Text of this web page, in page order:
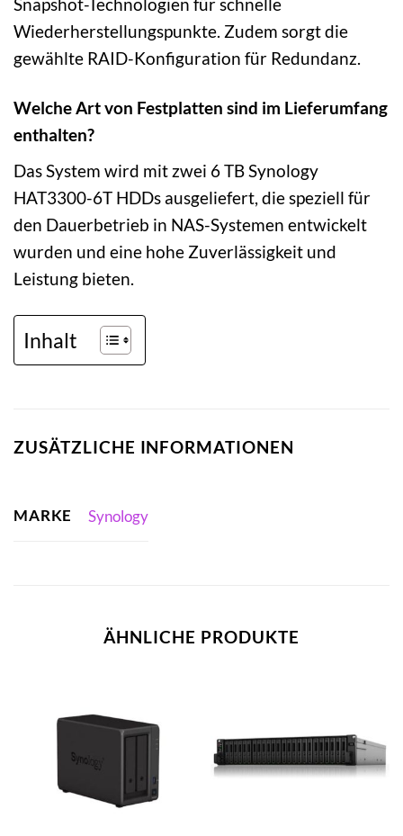
Snapshot-Technologien für schnelle
Wiederherstellungspunkte. Zudem sorgt die
gewählte RAID-Konfiguration für Redundanz.
Welche Art von Festplatten sind im Lieferumfang
enthalten?
Das System wird mit zwei 6 TB Synology
HAT3300-6T HDDs ausgeliefert, die speziell für
den Dauerbetrieb in NAS-Systemen entwickelt
wurden und eine hohe Zuverlässigkeit und
Leistung bieten.
Inhalt
ZUSÄTZLICHE INFORMATIONEN
MARKE Synology
ÄHNLICHE PRODUKTE